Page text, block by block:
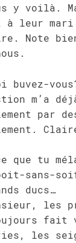
y voilà.
à leur mari
Note
buvez-
m’a
par
que tu
sans-
ducs…
les
les